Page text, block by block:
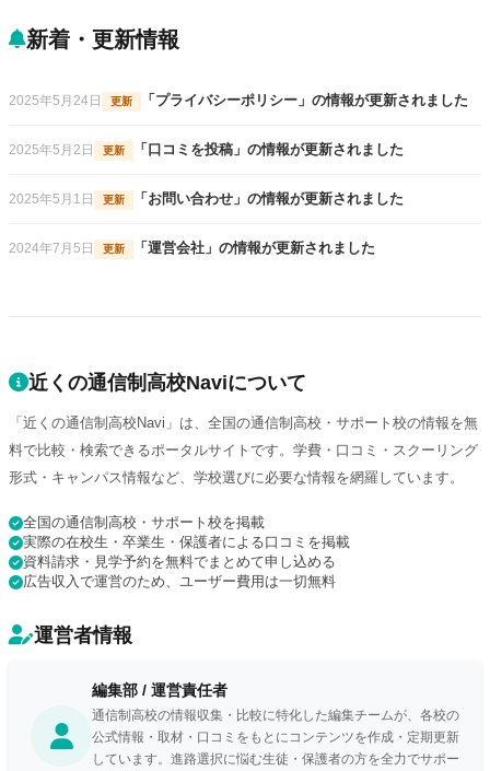
して、ポイントの押さえ方が上手く、生徒がわかりやすいよ
だ、出席の自由度があるぶん、学生の怠惰により、スクーリ
等のサポートはもう少し充実して欲しいと思った。 / 【学校
が付いていて、それが見えるのは、学生のモチベーションを
体で自由度があり、本人も能動的に取り組んでいたので良か
ほぼしなかった。そのかわり、キャンパスでの居残りや自習
自分としてはかなり勉強に集中できるような環境であったと
るのか、どうすれば効率よく単位が取れるかなどを主に教え
ていただいた。 / 【スクーリング】スクーリングの内容とし
ては、同じ学年の同級生が気が合わない人がそこまでいなか
ったため、人間関係を困る事はなかった。また、学習に関し
ては個々人で進める形であったため、上記で書いたサポート
の感じで事足りるようになっていた / 【学校生活】修学旅行
です。その為の備品も学校側が揃えて下さいました。コロナ
禍で制限されてしまったこともたくさんありましたが、私は
境】コロナ禍だったこともあり、先生対生徒の授業は通常よ
で、オンライン授業への切り替わりがとても早く、全国にあ
した。そのような経験は通常ではできないことなので、本人
【先生・サポート】特に問題のない生徒には何の連絡もなか
禍だったので自宅学習も多かったですが、そこも自宅と学校
でのオンライン授業があったり、直接オンラインで生徒と先
りませんでした。通常の高校よりもその辺りは手厚かったと
思います。 / 【スクーリング】スクーリングは屋久島へ行き
まうこと。そしてその連絡が直前だったことです。時期の希
望を出さないのは仕方がないかもしれませんが、かなり遠方
なので連絡は早めにして欲しいと思いました。屋久島では普
す。 / 【学校生活】これもまたコロナ禍で通常の行事はなか
ともに考え、提案し、自分たちで本当に1から作り上げる経
験をたくさんできたのはとても面白かったのではないかと思
います。
新着・更新情報
2025年5月24日 更新 「プライバシーポリシー」の情報が更新されました
2025年5月2日 更新 「口コミを投稿」の情報が更新されました
2025年5月1日 更新 「お問い合わせ」の情報が更新されました
2024年7月5日 更新 「運営会社」の情報が更新されました
近くの通信制高校Naviについて
「近くの通信制高校Navi」は、全国の通信制高校・サポート校の情報を無
料で比較・検索できるポータルサイトです。学費・口コミ・スクーリング
形式・キャンパス情報など、学校選びに必要な情報を網羅しています。
全国の通信制高校・サポート校を掲載
実際の在校生・卒業生・保護者による口コミを掲載
資料請求・見学予約を無料でまとめて申し込める
広告収入で運営のため、ユーザー費用は一切無料
運営者情報
編集部 / 運営責任者
通信制高校の情報収集・比較に特化した編集チームが、各校の
公式情報・取材・口コミをもとにコンテンツを作成・定期更新
しています。進路選択に悩む生徒・保護者の方を全力でサポー